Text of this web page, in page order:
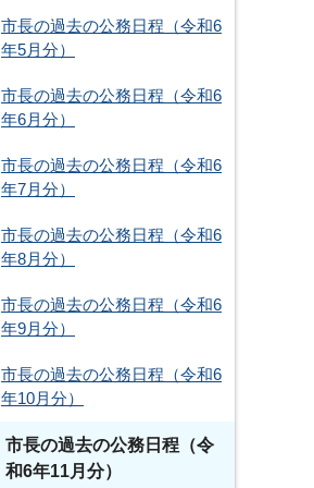
市長の過去の公務日程（令和6
年5月分）
市長の過去の公務日程（令和6
年6月分）
市長の過去の公務日程（令和6
年7月分）
市長の過去の公務日程（令和6
年8月分）
市長の過去の公務日程（令和6
年9月分）
市長の過去の公務日程（令和6
年10月分）
市長の過去の公務日程（令
和6年11月分）